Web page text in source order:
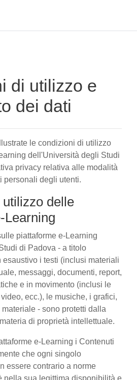
di utilizzo e
dei dati
le condizioni di utilizzo
dell'Università degli Studi
privacy relativa alle modalità
personali degli utenti.
delle
Learning
piattaforme e-Learning
di Padova - a titolo
i testi (inclusi materiali
messaggi, documenti, report,
e in movimento (inclusi le
ecc.), le musiche, i grafici,
- sono protetti dalla
di proprietà intellettuale.
e-Learning i Contenuti
che ogni singolo
essere contrario a norme
nella sua legittima disponibilità e